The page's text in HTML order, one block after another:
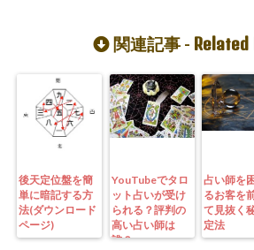
関連記事 -
後天定位盤を簡
単に暗記する方
法(ダウンロード
ページ)
YouTubeでタロ
ット占いが受け
られる？評判の
高い占い師は
誰？
占い師を
るお客を
て見抜く
定法